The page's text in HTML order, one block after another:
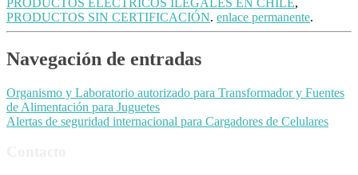
PRODUCTOS SIN CERTIFICACIÓN. enlace permanente.
Navegación de entradas
Organismo y Laboratorio autorizado para Transformador y Fuentes
de Alimentación para Juguetes
Alertas de seguridad internacional para Cargadores de Celulares